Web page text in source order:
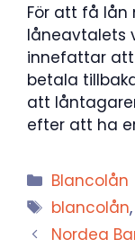
För att få
låneavtalets
innefattar att
betala
att
efter att ha
Kategorier
Blancolån
Etiketter
blancolån,
Nordea